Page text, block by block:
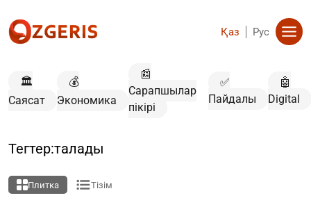
Қаз Рус
🏛️
Саясат
💰
Экономика
📰
Сарапшылар
пікірі
✅
Пайдалы
🤖
Digital
Тегтер:талады
Плитка Тізім